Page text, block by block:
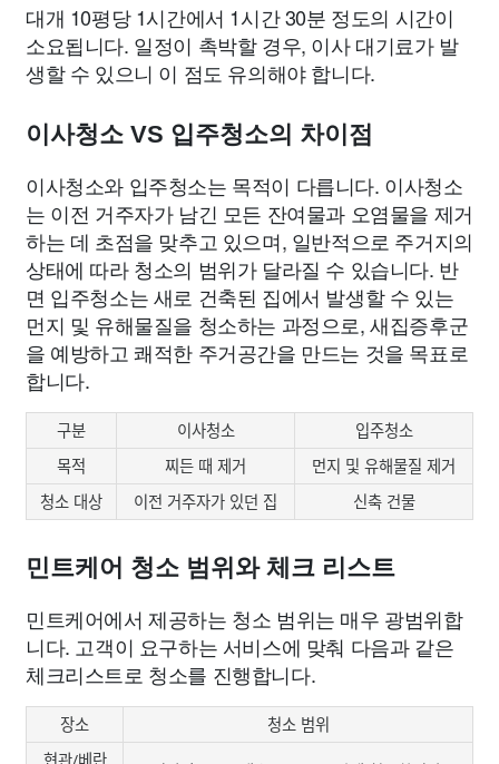
대개 10평당 1시간에서 1시간 30분 정도의 시간이
소요됩니다. 일정이 촉박할 경우, 이사 대기료가 발
생할 수 있으니 이 점도 유의해야 합니다.
이사청소 VS 입주청소의 차이점
이사청소와 입주청소는 목적이 다릅니다. 이사청소
는 이전 거주자가 남긴 모든 잔여물과 오염물을 제거
하는 데 초점을 맞추고 있으며, 일반적으로 주거지의
상태에 따라 청소의 범위가 달라질 수 있습니다. 반
면 입주청소는 새로 건축된 집에서 발생할 수 있는
먼지 및 유해물질을 청소하는 과정으로, 새집증후군
을 예방하고 쾌적한 주거공간을 만드는 것을 목표로
합니다.
구분 이사청소
입주청소
목적
찌든 때 제거
먼지 및 유해물질 제거
청소 대상
이전 거주자가 있던 집 신축 건물
민트케어 청소 범위와 체크 리스트
민트케어에서 제공하는 청소 범위는 매우 광범위합
니다. 고객이 요구하는 서비스에 맞춰 다음과 같은
체크리스트로 청소를 진행합니다.
장소
청소 범위